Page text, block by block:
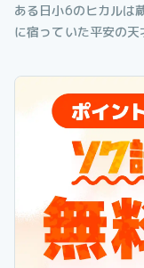
ある日小6のヒカルは
に宿っていた平安の
に入り込んだ。佐為
を囲碁の世界へと導